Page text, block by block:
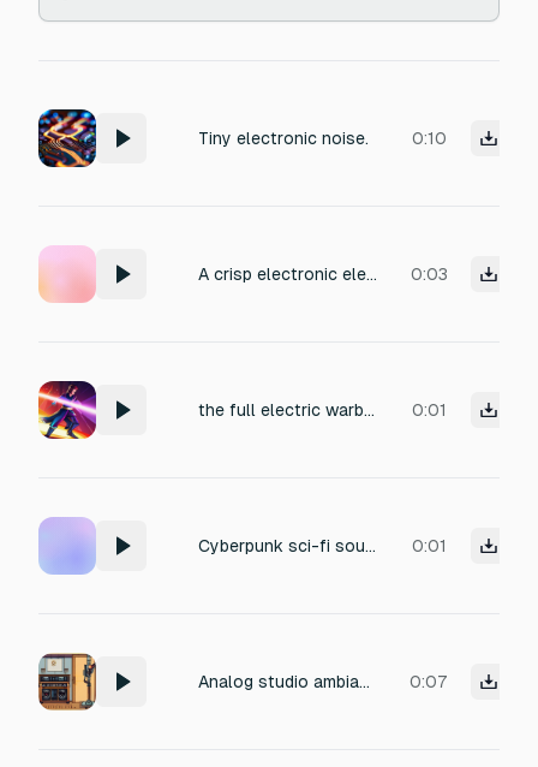
Tiny electronic noise. 0:10
A crisp electronic elevator chime, a single melodic ding with slight metallic resonance and brief sustain, recorded from inside an elevator cab with intimate room tone and subtle natural reverb. Evokes a clean, modern ambiance, suitable for corporate or urban settings. 0:03
the full electric warble of a lightsaber 0:01
Cyberpunk sci-fi sound effect: a netrunner quickhack overheat signature, blending harsh digital glitching with rapid granular modulation, deep sub-bass pulses, and layered white noise bursts. The texture evokes a high-frequency digital 'cooking' crackle cutting through a heavy, pulsating bass drone. Perfect for cyberpunk atmosphere, with a chaotic, technological intensity. Include aggressive distortion, bit-crushing, and sweeping filter effects to simulate system overheating. 0:01
Analog studio ambiance: warm mixing console hum, subtle 60Hz electrical tone, gentle tube amp hiss, dusty console noise, soft crackle, vintage recording environment, calm and nostalgic mood, perfect for background atmosphere in a studio scene, detailed and realistic 0:07